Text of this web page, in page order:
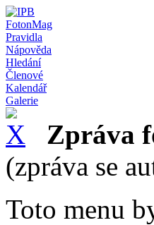
FotonMag
Pravidla
Nápověda
Hledání
Členové
Kalendář
Galerie
Zpráva
(zpráva se
Toto menu